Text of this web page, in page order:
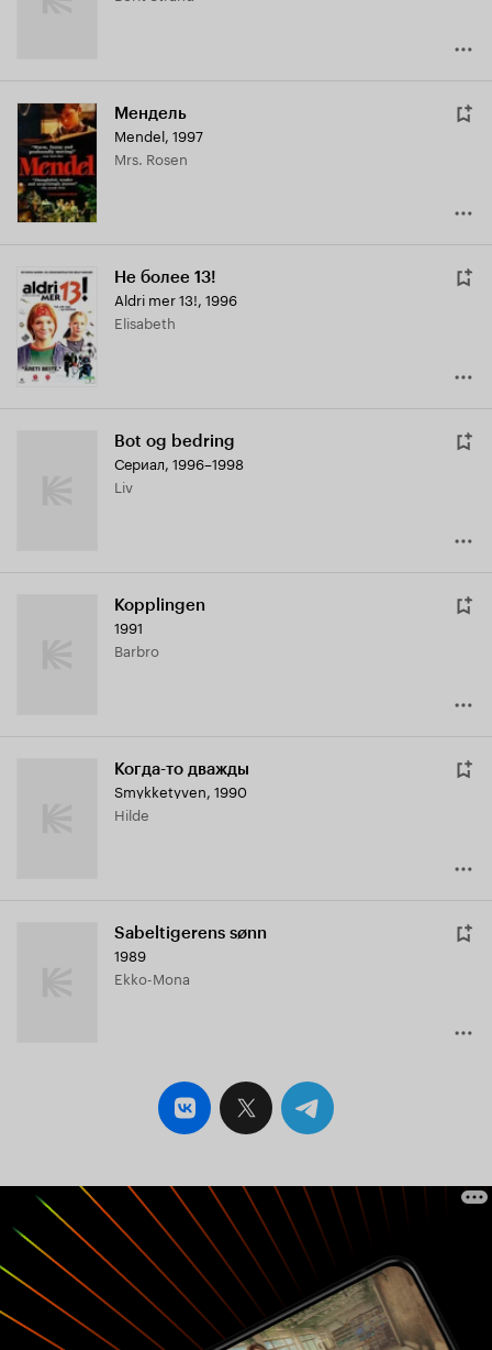
Мендель
Mendel, 1997
Mrs. Rosen
Не более 13!
Aldri mer 13!, 1996
Elisabeth
Bot og bedring
Сериал, 1996–1998
Liv
Kopplingen
1991
Barbro
Когда-то дважды
Smykketyven, 1990
Hilde
Sabeltigerens sønn
1989
Ekko-Mona